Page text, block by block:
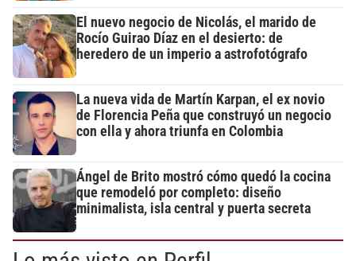
El nuevo negocio de Nicolás, el marido de
Rocío Guirao Díaz en el desierto: de
heredero de un imperio a astrofotógrafo
La nueva vida de Martín Karpan, el ex novio
de Florencia Peña que construyó un negocio
con ella y ahora triunfa en Colombia
Ángel de Brito mostró cómo quedó la cocina
que remodeló por completo: diseño
minimalista, isla central y puerta secreta